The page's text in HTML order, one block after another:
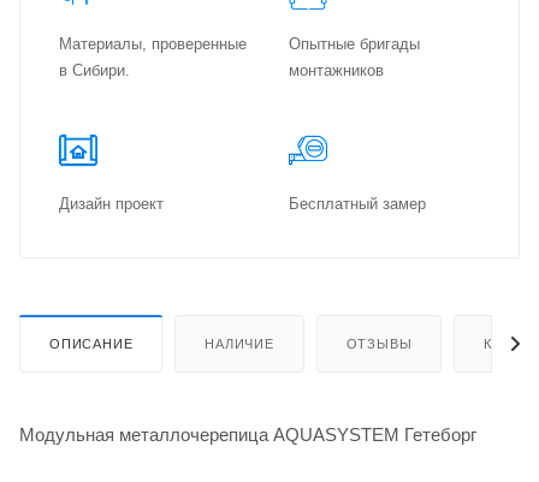
Материалы, проверенные
в Сибири.
Опытные бригады
монтажников
Дизайн проект Бес­плат­ный замер
ОПИСАНИЕ НАЛИЧИЕ ОТЗЫВЫ КАК
Модульная металлочерепица AQUASYSTEM Гетеборг